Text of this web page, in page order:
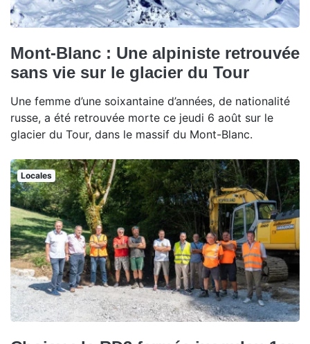
Mont-Blanc : Une alpiniste retrouvée
sans vie sur le glacier du Tour
Une femme d’une soixantaine d’années, de nationalité
russe, a été retrouvée morte ce jeudi 6 août sur le
glacier du Tour, dans le massif du Mont-Blanc.
Locales